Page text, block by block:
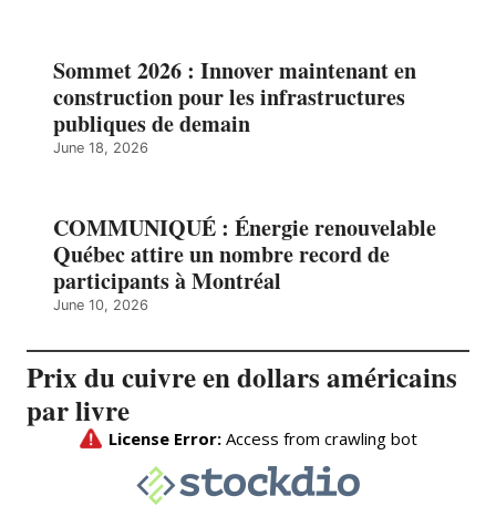
Sommet 2026 : Innover maintenant en
construction pour les infrastructures
publiques de demain
June 18, 2026
COMMUNIQUÉ : Énergie renouvelable
Québec attire un nombre record de
participants à Montréal
June 10, 2026
Prix du cuivre en dollars américains
par livre